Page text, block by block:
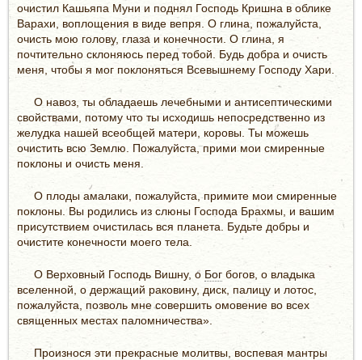
очистил Кашьяпа Муни и поднял Господь Кришна в облике
Варахи, воплощения в виде вепря. О глина, пожалуйста,
очисть мою голову, глаза и конечности. О глина, я
почтительно склоняюсь перед тобой. Будь добра и очисть
меня, чтобы я мог поклоняться Всевышнему Господу Хари.
О навоз, ты обладаешь лечебными и антисептическими
свойствами, потому что ты исходишь непосредственно из
желудка нашей всеобщей матери, коровы. Ты можешь
очистить всю Землю. Пожалуйста, прими мои смиренные
поклоны и очисть меня.
О плоды амалаки, пожалуйста, примите мои смиренные
поклоны. Вы родились из слюны Господа Брахмы, и вашим
присутствием очистилась вся планета. Будьте добры и
очистите конечности моего тела.
О Верховный Господь Вишну, о Бог богов, о владыка
вселенной, о держащий раковину, диск, палицу и лотос,
пожалуйста, позволь мне совершить омовение во всех
священных местах паломничества».
Произнося эти прекрасные молитвы, воспевая мантры